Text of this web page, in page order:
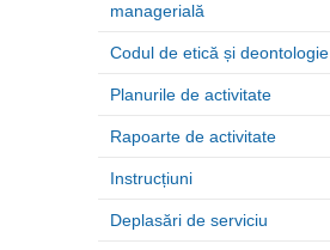
managerială
Codul de etică și deontologie
Planurile de activitate
Rapoarte de activitate
Instrucțiuni
Deplasări de serviciu